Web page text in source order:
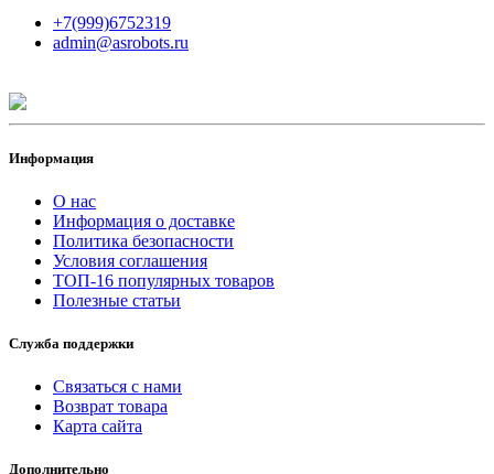
+7(999)6752319
admin@asrobots.ru
Информация
О нас
Информация о доставке
Политика безопасности
Условия соглашения
ТОП-16 популярных товаров
Полезные статьи
Служба поддержки
Связаться с нами
Возврат товара
Карта сайта
Дополнительно